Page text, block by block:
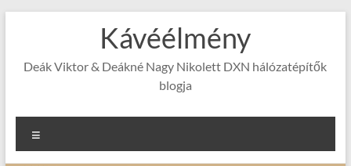
Kávéélmény
Deák Viktor & Deákné Nagy Nikolett DXN hálózatépítők
blogja